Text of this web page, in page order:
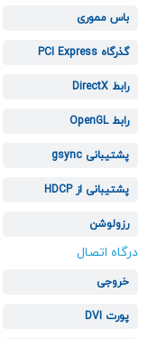
باس مموری
گذرگاه PCI Express
رابط DirectX
رابط OpenGL
پشتیبانی gsync
پشتیبانی از HDCP
رزولوشن
درگاه اتصال
خروجی
پورت DVI